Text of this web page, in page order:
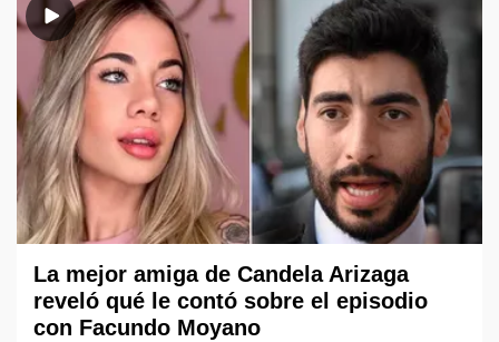
La mejor amiga de Candela Arizaga
reveló qué le contó sobre el episodio
con Facundo Moyano